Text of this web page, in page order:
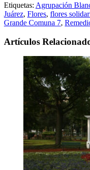
Etiquetas: Agrupación
Juárez, Flores, flores
Grande Comuna 7,
Artículos